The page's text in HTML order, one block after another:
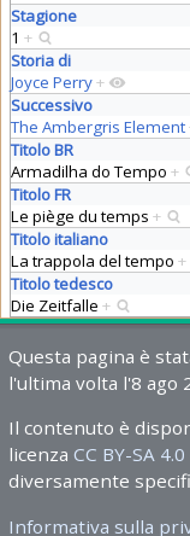
Stagione
1 +
Storia di
Joyce Perry+
Successivo
The Ambergris Element
Titolo BR
Armadilha do Tempo +
Titolo FR
Le piège du temps +
Titolo italiano
La trappola del tempo +
Titolo tedesco
Die Zeitfalle +
Questa pagina è
l'ultima volta l'8 ago
Il contenuto è
licenza CC BY-SA
diversamente
Informativa sulla